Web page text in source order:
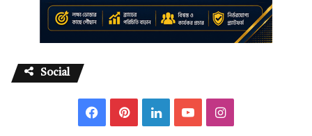
Social
P L I